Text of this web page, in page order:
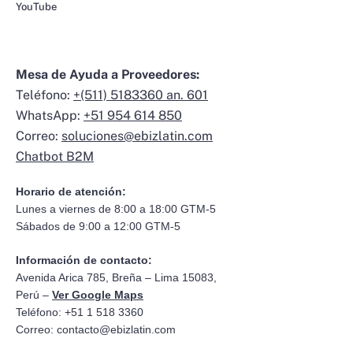
YouTube
Mesa de Ayuda a Proveedores:
Teléfono: +(511) 5183360 an. 601
WhatsApp: +51 954 614 850
Correo: soluciones@ebizlatin.com
Chatbot B2M
Horario de atención:
Lunes a viernes de 8:00 a 18:00 GTM-5
Sábados de 9:00 a 12:00 GTM-5
Información de contacto:
Avenida Arica 785, Breña – Lima 15083,
Perú – Ver Google Maps
Teléfono: +51 1 518 3360
Correo: contacto@ebizlatin.com